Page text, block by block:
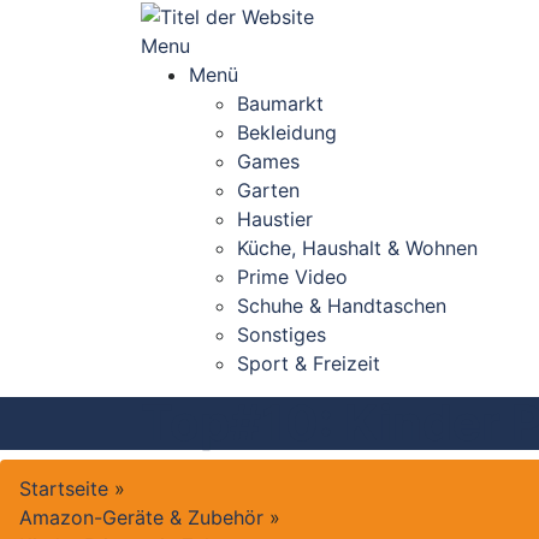
Menu
Menü
Baumarkt
Bekleidung
Games
Garten
Haustier
Küche, Haushalt & Wohnen
Prime Video
Schuhe & Handtaschen
Sonstiges
Sport & Freizeit
Startseite »
Amazon-Geräte & Zubehör »